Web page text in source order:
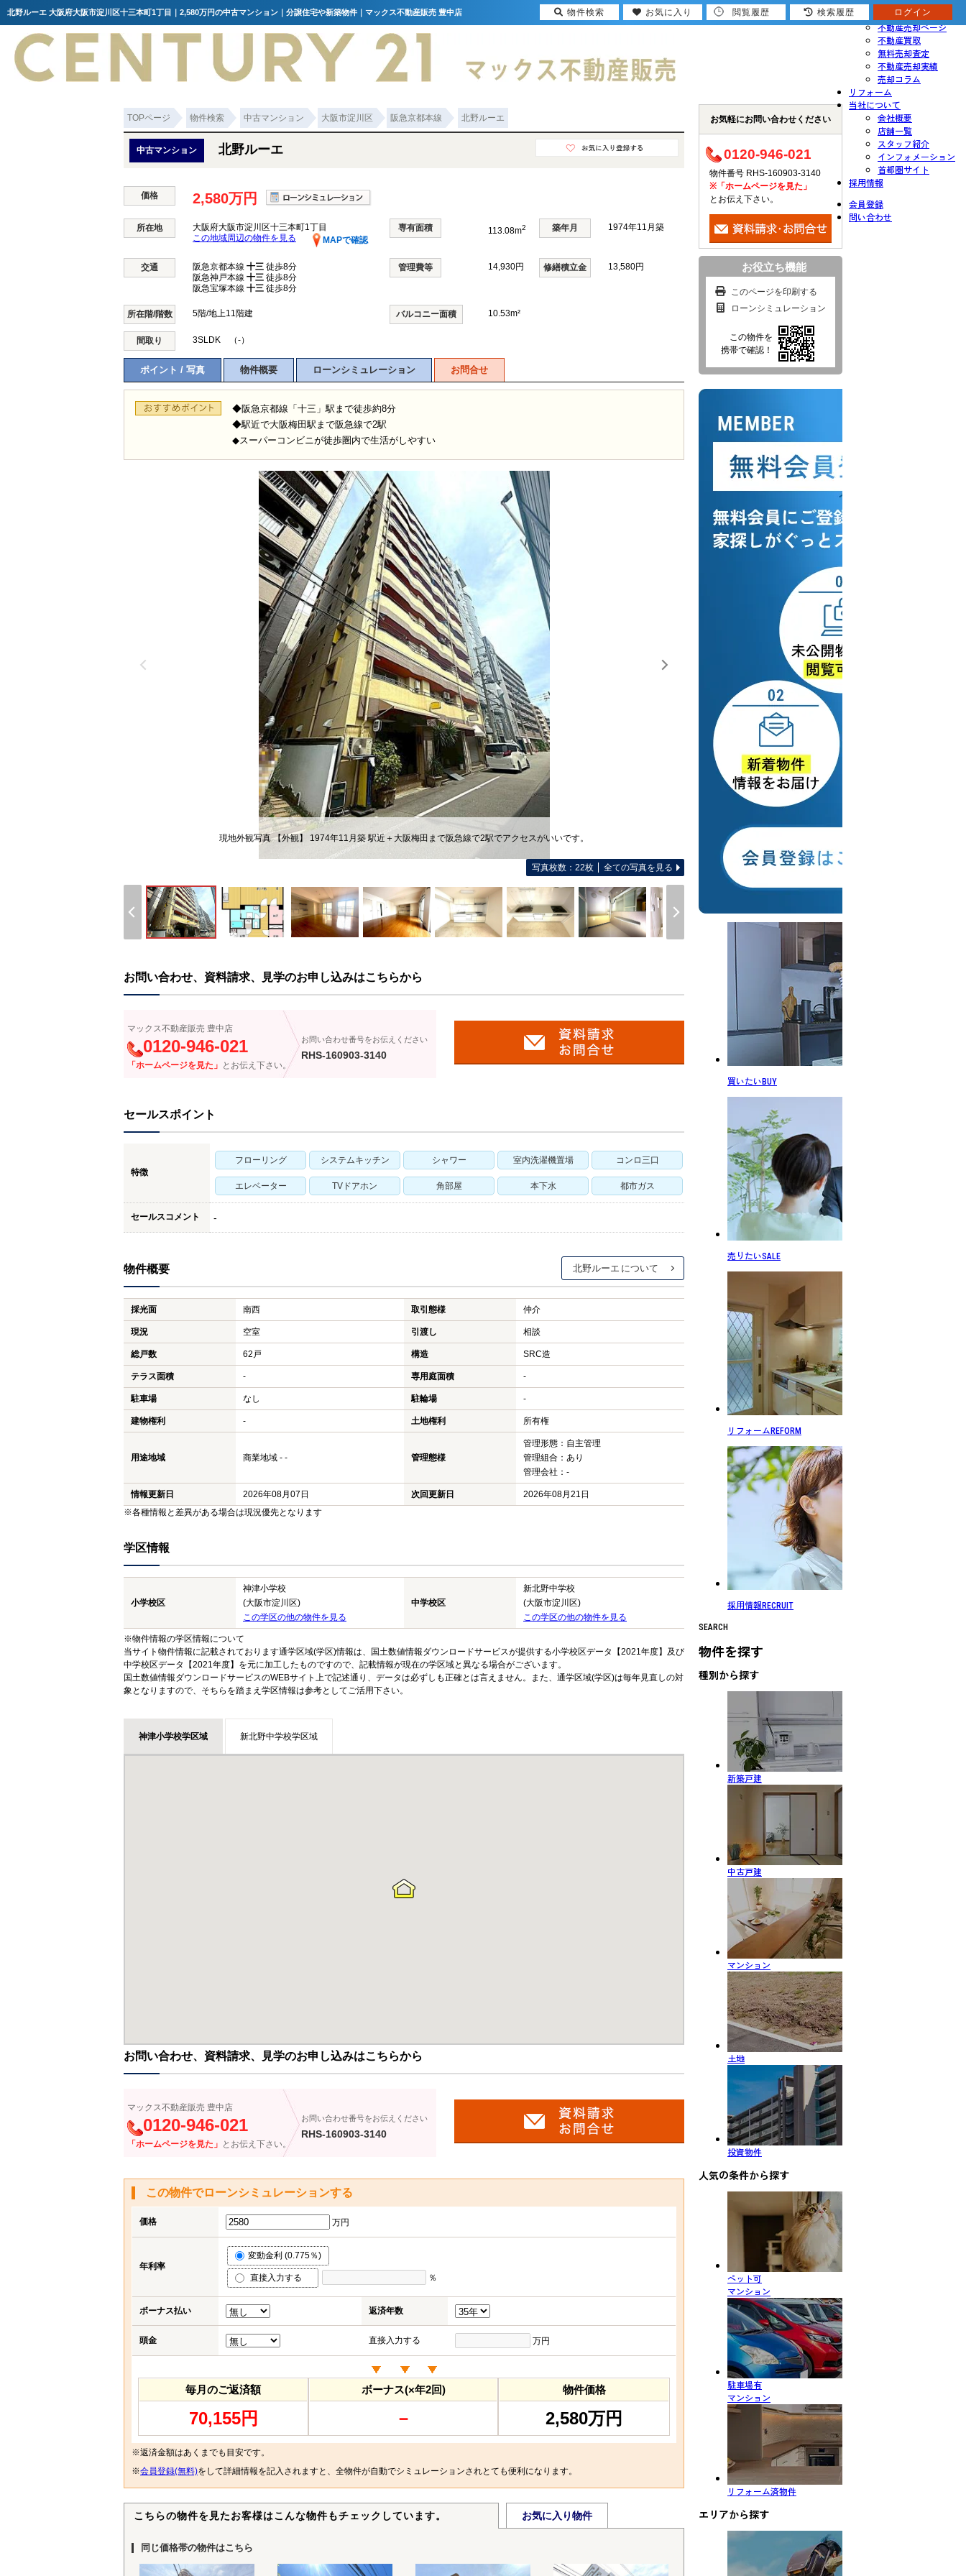
北野ルーエ 大阪府大阪市淀川区十三本町1丁目｜2,580万円の中古マンション｜分譲住宅や新築物件｜マックス不動産販売 豊中店
売りたい
不動産売却ページ
不動産買取
無料売却査定
不動産売却実績
売却コラム
リフォーム
当社について
会社概要
店舗一覧
スタッフ紹介
インフォメーション
首都圏サイト
採用情報
会員登録
問い合わせ
TOPページ 物件検索 中古マンション 大阪市淀川区 阪急京都本線 北野ルーエ
中古マンション 北野ルーエ
価格 2,580万円
所在地
大阪府大阪市淀川区十三本町1丁目
MAPで確認
この地域周辺の物件を見る
専有面積 113.08m2 築年月 1974年11月築
交通 阪急京都本線 十三 徒歩8分
阪急神戸本線 十三 徒歩8分
阪急宝塚本線 十三 徒歩8分
管理費等 14,930円 修繕積立金 13,580円
所在階/階数 5階/地上11階建 バルコニー面積 10.53m²
間取り 3SLDK （-）
ポイント / 写真 物件概要 ローンシミュレーション お問合せ
◆阪急京都線「十三」駅まで徒歩約8分
◆駅近で大阪梅田駅まで阪急線で2駅
◆スーパーコンビニが徒歩圏内で生活がしやすい
現地外観写真 【外観】 1974年11月築 駅近＋大阪梅田まで阪急線で2駅でアクセスがいいです。
写真枚数：22枚 全ての写真を見る
お問い合わせ、資料請求、見学のお申し込みはこちらから
マックス不動産販売 豊中店
0120-946-021
「ホームページを見た」 とお伝え下さい。
お問い合わせ番号をお伝えください
RHS-160903-3140
セールスポイント
特徴
フローリング システムキッチン シャワー 室内洗濯機置場 コンロ三口
エレベーター TVドアホン 角部屋 本下水 都市ガス
セールスコメント -
物件概要 北野ルーエ
採光面 南西 取引態様 仲介
現況 空室 引渡し 相談
総戸数 62戸 構造 SRC造
テラス面積 - 専用庭面積 -
駐車場 なし 駐輪場 -
建物権利 - 土地権利 所有権
用途地域 商業地域 - - 管理態様
管理形態：自主管理
管理組合：あり
管理会社：-
情報更新日 2026年08月07日 次回更新日
2026年08月21日
※各種情報と差異がある場合は現況優先となります
学区情報
小学校区
神津小学校
(大阪市淀川区)
この学区の他の物件を見る
中学校区
新北野中学校
(大阪市淀川区)
この学区の他の物件を見る
※物件情報の学区情報について
当サイト物件情報に記載されております通学区域(学区)情報は、国土数値情報ダウンロードサービスが提供する小学校区データ【2021年度】及び
中学校区データ【2021年度】を元に加工したものですので、記載情報が現在の学区域と異なる場合がございます。
国土数値情報ダウンロードサービスのWEBサイト上で記述通り、データは必ずしも正確とは言えません。また、通学区域(学区)は毎年見直しの対
象となりますので、そちらを踏まえ学区情報は参考としてご活用下さい。
神津小学校学区域 新北野中学校学区域
お問い合わせ、資料請求、見学のお申し込みはこちらから
マックス不動産販売 豊中店
0120-946-021
「ホームページを見た」 とお伝え下さい。
お問い合わせ番号をお伝えください
RHS-160903-3140
この物件でローンシミュレーションする
価格 万円
年利率
変動金利 (0.775％)
直接入力する ％
ボーナス払い 返済年数
頭金 直接入力する 万円
毎月のご返済額
70,155円
ボーナス(×年2回)
－
物件価格
2,580万円
※返済金額はあくまでも目安です。
※会員登録(無料)をして詳細情報を記入されますと、全物件が自動でシミュレーションされとても便利になります。
こちらの物件を見たお客様はこんな物件もチェックしています。 お気に入り物件
同じ価格帯の物件はこちら
お気軽にお問い合わせください
0120-946-021
物件番号 RHS-160903-3140
※「ホームページを見た」
とお伝え下さい。
お役立ち機能
このページを印刷する
ローンシミュレーション
この物件を
携帯で確認！
買いたい BUY
売りたいSALE
リフォーム REFORM
採用情報 RECRUIT
SEARCH
物件を探す
種別から探す
新築戸建
中古戸建
マンション
土地
投資物件
人気の条件から探す
ペット可
マンション
駐車場有
マンション
リフォーム済物件
エリアから探す
物件検索 お気に入り 閲覧履歴 検索履歴 ログイン